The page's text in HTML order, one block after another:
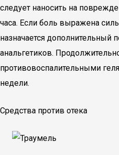
следует наносить на
часа. Если боль выражена
назначается дополнительный
анальгетиков.
противовоспалительными
недели.
Средства против отека